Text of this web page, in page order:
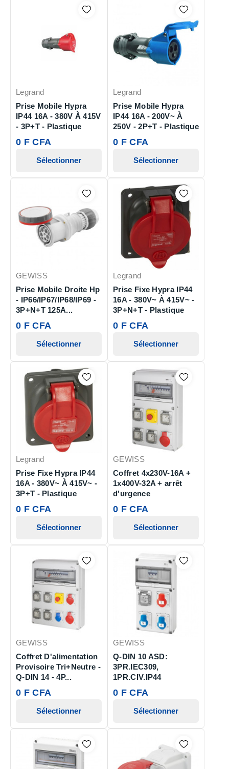
Legrand
Prise Mobile Hypra
IP44 16A - 380V À 415V
- 3P+T - Plastique
0 F CFA
Sélectionner
Legrand
Prise Mobile Hypra
IP44 16A - 200V~ À
250V - 2P+T - Plastique
0 F CFA
Sélectionner
GEWISS
Prise Mobile Droite Hp
- IP66/IP67/IP68/IP69 -
3P+N+T 125A...
0 F CFA
Sélectionner
Legrand
Prise Fixe Hypra IP44
16A - 380V~ À 415V~ -
3P+N+T - Plastique
0 F CFA
Sélectionner
Legrand
Prise Fixe Hypra IP44
16A - 380V~ À 415V~ -
3P+T - Plastique
0 F CFA
Sélectionner
GEWISS
Coffret 4x230V-16A +
1x400V-32A + arrêt
d'urgence
0 F CFA
Sélectionner
GEWISS
Coffret D'alimentation
Provisoire Tri+Neutre -
Q-DIN 14 - 4P...
0 F CFA
Sélectionner
GEWISS
Q-DIN 10 ASD:
3PR.IEC309,
1PR.CIV.IP44
0 F CFA
Sélectionner